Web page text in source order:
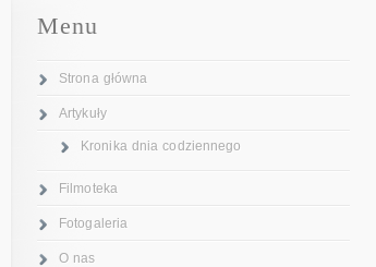
Menu
Strona główna
Artykuły
Kronika dnia codziennego
Filmoteka
Fotogaleria
O nas